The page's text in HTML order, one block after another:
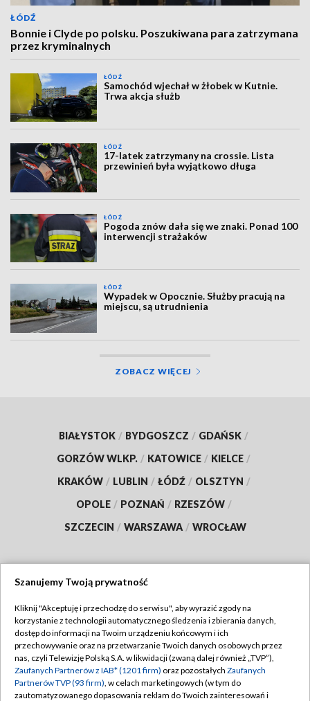
ŁÓDŹ
Bonnie i Clyde po polsku. Poszukiwana para zatrzymana
przez kryminalnych
ŁÓDŹ
Samochód wjechał w żłobek w Kutnie.
Trwa akcja służb
ŁÓDŹ
17-latek zatrzymany na crossie. Lista
przewinień była wyjątkowo długa
ŁÓDŹ
Pogoda znów dała się we znaki. Ponad 100
interwencji strażaków
ŁÓDŹ
Wypadek w Opocznie. Służby pracują na
miejscu, są utrudnienia
ZOBACZ WIĘCEJ
BIAŁYSTOK / BYDGOSZCZ / GDAŃSK /
GORZÓW WLKP. / KATOWICE / KIELCE /
KRAKÓW / LUBLIN / ŁÓDŹ / OLSZTYN /
OPOLE / POZNAŃ / RZESZÓW /
SZCZECIN / WARSZAWA / WROCŁAW
TVP
Abonament TVP
Emisja w TVP
Centrum informacji TVP
Regulamin TVP
Polityka prywatności
Moje zgody
Szanujemy Twoją prywatność
Kliknij "Akceptuję i przechodzę do serwisu", aby wyrazić zgody na
korzystanie z technologii automatycznego śledzenia i zbierania danych,
dostęp do informacji na Twoim urządzeniu końcowym i ich
przechowywanie oraz na przetwarzanie Twoich danych osobowych przez
nas, czyli Telewizję Polską S.A. w likwidacji (zwaną dalej również „TVP”),
Zaufanych Partnerów z IAB* (1201 firm) oraz pozostałych Zaufanych
Partnerów TVP (93 firm), w celach marketingowych (w tym do
zautomatyzowanego dopasowania reklam do Twoich zainteresowań i